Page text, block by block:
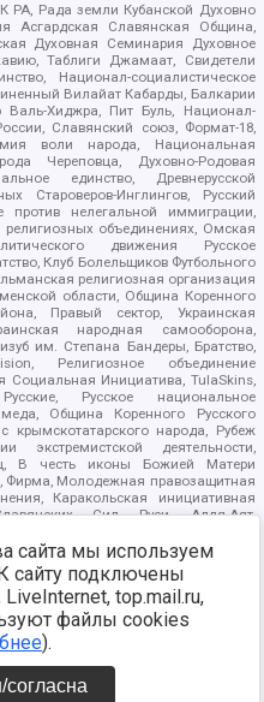
РА, Рада земли Кубанской Духовно
Асгардская Славянская Община,
Духовная Семинария Духовное
Таблиги Джамаат, Свидетели
Национал-социалистическое
Вилайат Кабарды, Балкарии
Хиджра, Пит Буль, Национал-
Славянский союз, Формат-18,
воли народа, Национальная
Череповца, Духовно-Родовая
единство, Древнерусской
Староверов-Инглингов, Русский
нелегальной иммиграции,
объединениях, Омская
движения Русское
Клуб Болельщиков Футбольного
религиозная организация
области, Община Коренного
Правый сектор, Украинская
народная самооборона,
им. Степана Бандеры, Братство,
Религиозное объединение
Социальная Инициатива, TulaSkins,
Русское национальное
Община Коренного Русского
народа, Рубеж
экстремистской деятельности,
В честь иконы Божией Матери
Фирма, Молодежная правозащитная
Каракольская инициативная
Сил Руси, Алля-Аят,
Нация и свобода, W.H.С., Фалунь
клуб-Новокузнецк/РПК,
с коррупцией, Фонд защиты прав
СССР Прикубанского округа г.
documents/7822/
сайта мы используем
сайту подключены
top.mail.ru,
файлы cookies
).
согласна